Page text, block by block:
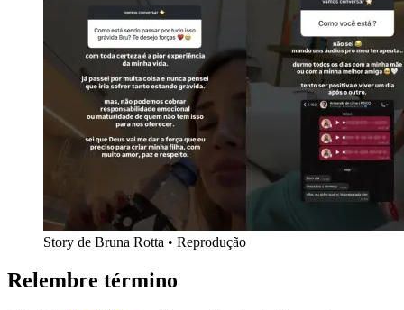
Story de Bruna Rotta • Reprodução
Relembre término